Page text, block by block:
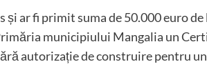
ar fi primit suma de 50.000 euro de
municipiului Mangalia un
autorizație de construire pentru